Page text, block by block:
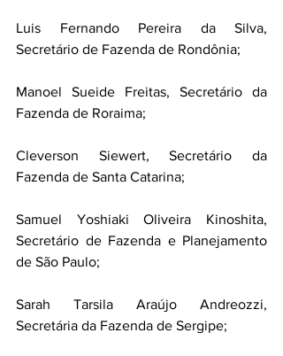
Luis Fernando Pereira da Silva,
Secretário de Fazenda de Rondônia;
Manoel Sueide Freitas, Secretário da
Fazenda de Roraima;
Cleverson Siewert, Secretário da
Fazenda de Santa Catarina;
Samuel Yoshiaki Oliveira Kinoshita,
Secretário de Fazenda e Planejamento
de São Paulo;
Sarah Tarsila Araújo Andreozzi,
Secretária da Fazenda de Sergipe;